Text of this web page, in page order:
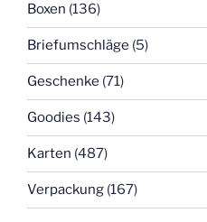
Boxen (136)
Briefumschläge (5)
Geschenke (71)
Goodies (143)
Karten (487)
Verpackung (167)